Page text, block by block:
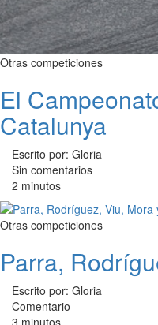
Otras competiciones
El
Catalunya
Escrito por: Gloria
Sin comentarios
2 minutos
Otras competiciones
Parra,
Escrito por: Gloria
Comentario